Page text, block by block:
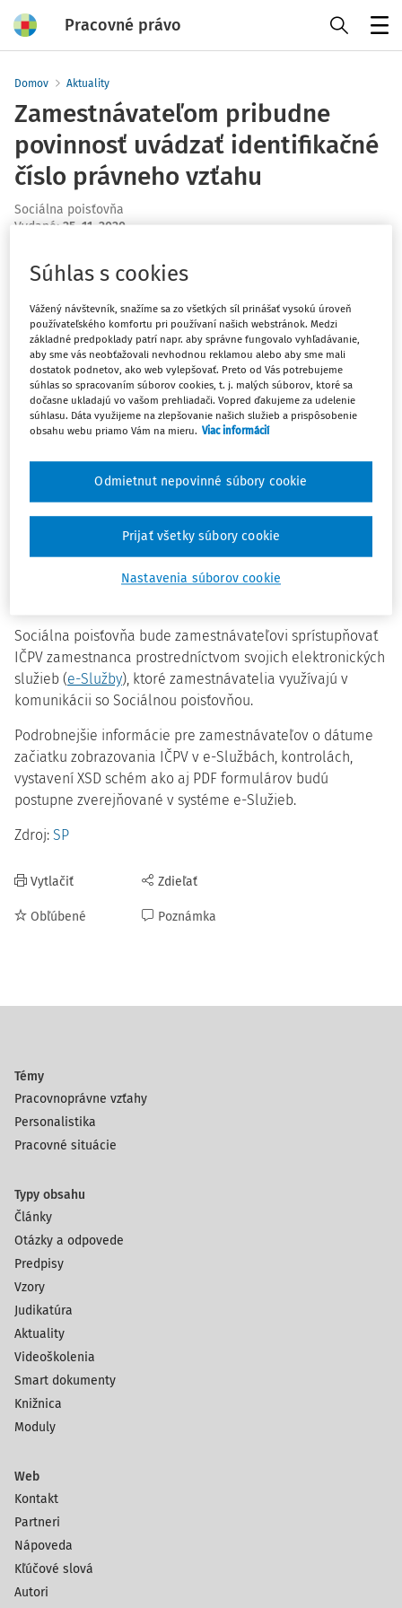
Pracovné právo
Domov Aktuality
Zamestnávateľom pribudne
povinnosť uvádzať identifikačné
číslo právneho vzťahu
Sociálna poisťovňa
Vydané: 25. 11. 2020
Zamestnávatelia budú mať od nového roku povinnosť pri
komunikácii so Sociálnou poisťovňou uvádzať
identifikačné číslo právneho vzťahu (IČPV), a to od
sprístupnenia tohto IČPV Sociálnou poisťovňou. Vyplýva
to z novely zákona o sociálnom poistení, ktorá v tejto
oblasti nadobudne účinnosť od 1. januára 2021.
IČPV je jedinečný identifikátor právneho vzťahu,
pridelený pri prihlásení zamestnanca na konkrétny
poistný (právny) vzťah – rolu. Zamestnávateľ tak bude
povinný uvádzať pridelené IČPV napr. pri
podávaníRegistračného listu fyzickej osoby(RLFO) ako aj
pri vykazovaní vymeriavacieho základu na
poistného a príspevkov.
Sociálna poisťovňa bude zamestnávateľovi sprístupňovať
IČPV zamestnanca prostredníctvom svojich elektronických
služieb (e-Služby), ktoré zamestnávatelia využívajú v
komunikácii so Sociálnou poisťovňou.
Podrobnejšie informácie pre zamestnávateľov o dátume
začiatku zobrazovania IČPV v e-Službách, kontrolách,
vystavení XSD schém ako aj PDF formulárov budú
postupne zverejňované v systéme e-Služieb.
Zdroj: SP
Vytlačiť
Obľúbené
Zdieľať
Poznámka
Témy
Pracovnoprávne vzťahy
Personalistika
Pracovné situácie
Typy obsahu
Články
Otázky a odpovede
Predpisy
Vzory
Judikatúra
Aktuality
Videoškolenia
Smart dokumenty
Knižnica
Moduly
Web
Kontakt
Partneri
Nápoveda
Kľúčové slová
Autori
Súhlas s cookies
Vážený návštevník, snažíme sa zo všetkých síl prinášať vysokú úroveň
používateľského komfortu pri používaní našich webstránok. Medzi
základné predpoklady patrí napr. aby správne fungovalo vyhľadávanie,
aby sme vás neobťažovali nevhodnou reklamou alebo aby sme mali
dostatok podnetov, ako web vylepšovať. Preto od Vás potrebujeme
súhlas so spracovaním súborov cookies, t. j. malých súborov, ktoré sa
dočasne ukladajú vo vašom prehliadači. Vopred ďakujeme za udelenie
súhlasu. Dáta využijeme na zlepšovanie našich služieb a prispôsobenie
obsahu webu priamo Vám na mieru. Viac informácií
Nastavenia súborov cookie
Odmietnut nepovinné súbory cookie
Prijať všetky súbory cookie